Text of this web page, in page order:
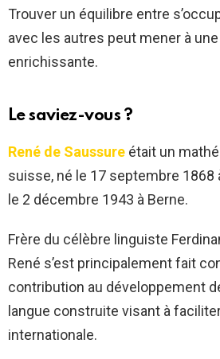
Trouver un équilibre entre
avec les autres peut mener à
enrichissante.
Le saviez-vous ?
René de Saussure était un
suisse, né le 17 septembre 1868
le 2 décembre 1943 à Berne.
Frère du célèbre linguiste
René s’est principalement fait
contribution au développement
langue construite visant à
internationale.